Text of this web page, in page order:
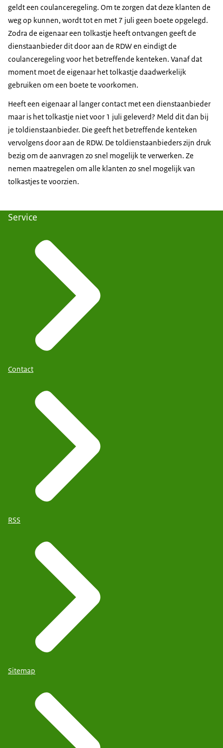
geldt een coulanceregeling. Om te zorgen dat deze klanten de
weg op kunnen, wordt tot en met 7 juli geen boete opgelegd.
Zodra de eigenaar een tolkastje heeft ontvangen geeft de
dienstaanbieder dit door aan de RDW en eindigt de
coulanceregeling voor het betreffende kenteken. Vanaf dat
moment moet de eigenaar het tolkastje daadwerkelijk
gebruiken om een boete te voorkomen.
Heeft een eigenaar al langer contact met een dienstaanbieder
maar is het tolkastje niet voor 1 juli geleverd? Meld dit dan bij
je toldienstaanbieder. Die geeft het betreffende kenteken
vervolgens door aan de RDW. De toldienstaanbieders zijn druk
bezig om de aanvragen zo snel mogelijk te verwerken. Ze
nemen maatregelen om alle klanten zo snel mogelijk van
tolkastjes te voorzien.
Service
Contact
RSS
Sitemap